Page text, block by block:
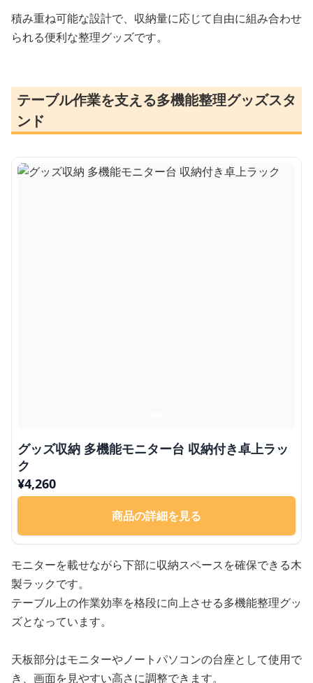
積み重ね可能な設計で、収納量に応じて自由に組み合わせ
られる便利な整理グッズです。
テーブル作業を支える多機能整理グッズスタ
ンド
グッズ収納 多機能モニター台 収納付き卓上ラッ
ク
¥4,260
商品の詳細を見る
モニターを載せながら下部に収納スペースを確保できる木
製ラックです。
テーブル上の作業効率を格段に向上させる多機能整理グッ
ズとなっています。
天板部分はモニターやノートパソコンの台座として使用で
き、画面を見やすい高さに調整できます。